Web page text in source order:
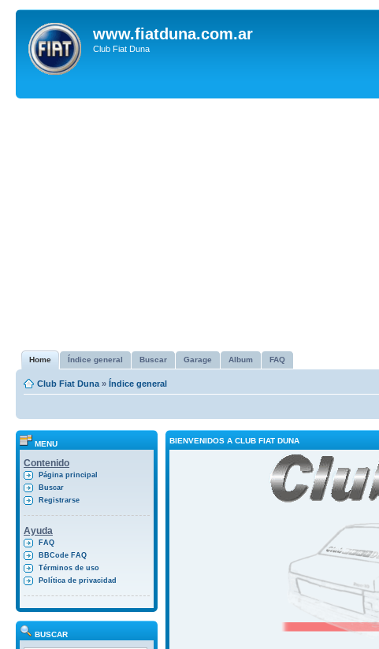
www.fiatduna.com.ar
Club Fiat Duna
Home Índice general Buscar Garage Album FAQ
Club Fiat Duna » Índice general
MENU
Contenido
Página principal
Buscar
Registrarse
Ayuda
FAQ
BBCode FAQ
Términos de uso
Política de privacidad
BUSCAR
BIENVENIDOS A CLUB FIAT DUNA